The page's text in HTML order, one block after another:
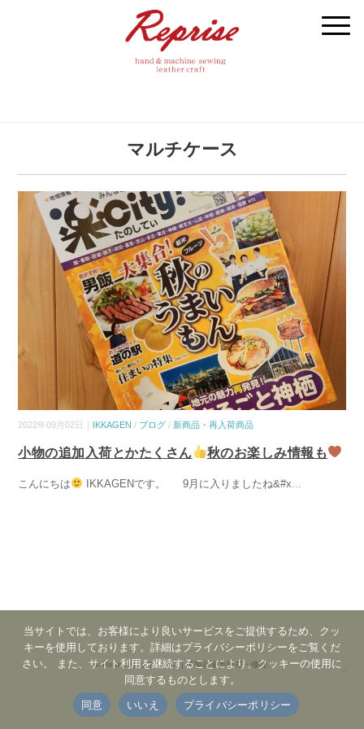
マルチケース
2022年09月02日｜ IKKAGEN / ブログ / 新商品・再入荷商品
小物の追加入荷とかたくさん 秋のお楽しみ情報も
こんにちは IKKAGENです。 9月に入りましたね&#x
©Reprise | リプリーズ | 革製品製造販売・修理
当サイトでは、お客様により良いサービスをご提供するため、クッ
キーを使用しております。詳細はプライバシーポリシーをご覧くだ
さい。 また、サイト利用を継続することにより、クッキーの使用に
同意するものとします。
同意
いいえ プライバシーポリシー